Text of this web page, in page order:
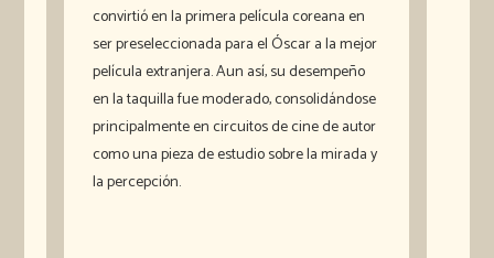
convirtió en la primera película coreana en
ser preseleccionada para el Óscar a la mejor
película extranjera. Aun así, su desempeño
en la taquilla fue moderado, consolidándose
principalmente en circuitos de cine de autor
como una pieza de estudio sobre la mirada y
la percepción.